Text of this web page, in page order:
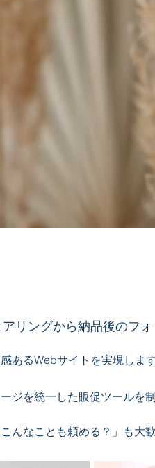
リングから納品後のフ
あるWebサイトを実現しま
ジを統一した販促ツールを
んなことも頼める？」も大